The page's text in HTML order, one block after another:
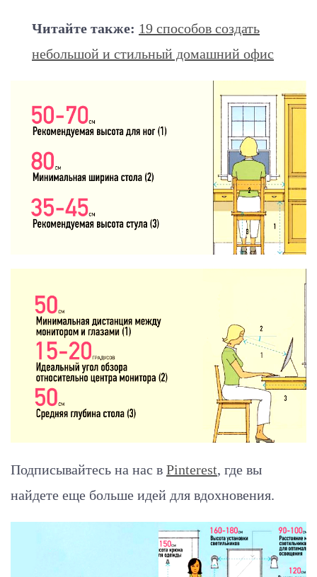
Читайте также: 19 способов создать
небольшой и стильный домашний офис
Подписывайтесь на нас в Pinterest, где вы
найдете еще больше идей для вдохновения.